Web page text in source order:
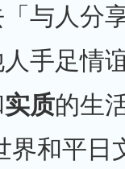
与人分
手足情
实质的生
界和平日